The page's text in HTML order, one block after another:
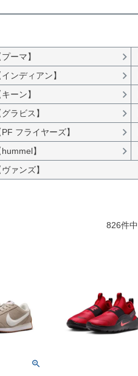
プーマ】
インディアン】
キーン】
グラビス】
PF フライヤーズ】
hummel】
ヴァンズ】
826件中